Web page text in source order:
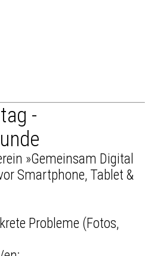
-
»Gemeinsam Digital
Smartphone, Tablet &
Probleme (Fotos,